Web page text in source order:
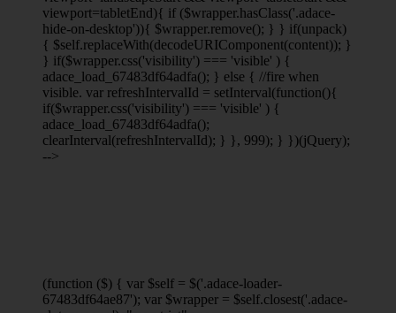
viewport=tabletEnd){ if ($wrapper.hasClass('.adace-
hide-on-desktop')){ $wrapper.remove(); } } if(unpack)
{ $self.replaceWith(decodeURIComponent(content)); }
} if($wrapper.css('visibility') === 'visible' ) {
adace_load_67483df64adfa(); } else { //fire when
visible. var refreshIntervalId = setInterval(function(){
if($wrapper.css('visibility') === 'visible' ) {
adace_load_67483df64adfa();
clearInterval(refreshIntervalId); } }, 999); } })(jQuery);
-->
(function ($) { var $self = $('.adace-loader-
67483df64ae87'); var $wrapper = $self.closest('.adace-